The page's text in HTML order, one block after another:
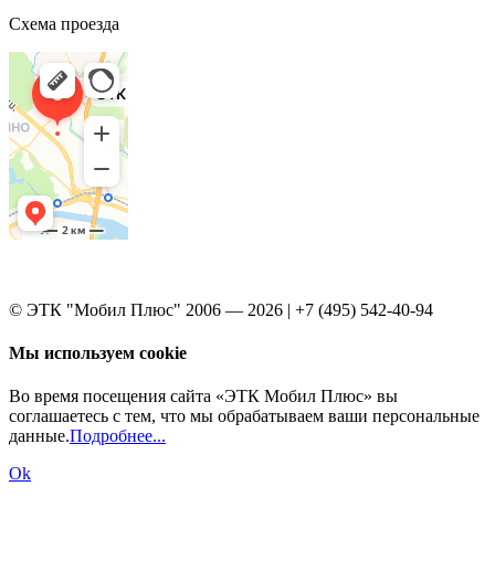
Схема проезда
© ЭТК "Мобил Плюс" 2006 — 2026 | +7 (495) 542-40-94
Мы используем cookie
Во время посещения сайта «ЭТК Мобил Плюс» вы
соглашаетесь с тем, что мы обрабатываем ваши персональные
данные.Подробнее...
Ok